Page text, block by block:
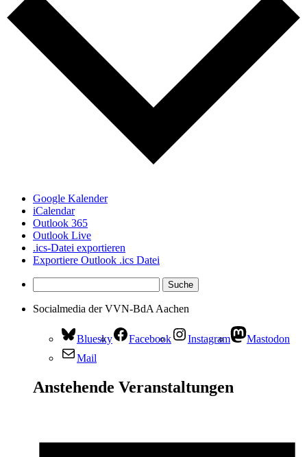
Google Kalender
iCalendar
Outlook 365
Outlook Live
.ics-Datei exportieren
Exportiere Outlook .ics Datei
Socialmedia der VVN-BdA Aachen
Bluesky Facebook Instagram
Mastodon
Mail
Anstehende Veranstaltungen